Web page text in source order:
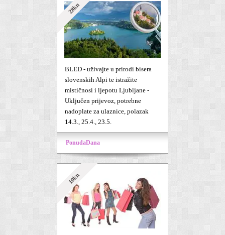
28kn
BLED - uživajte u prirodi bisera
slovenskih Alpi te istražite
mističnosi i ljepotu Ljubljane -
Uključen prijevoz, potrebne
nadoplate za ulaznice, polazak
14.3., 25.4., 23.5.
PonudaDana
10kn